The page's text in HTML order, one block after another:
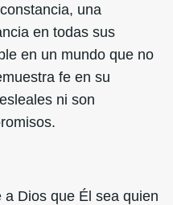
una
en todas sus
en un mundo que no
fe en su
ni son
a Dios que Él sea quien